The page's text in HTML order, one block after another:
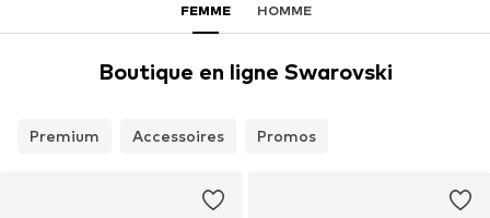
FEMME HOMME
Boutique en ligne Swarovski
Premium Accessoires Promos